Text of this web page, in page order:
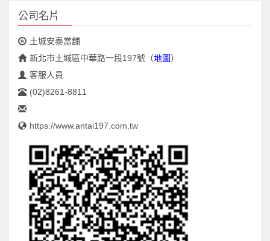
公司名片
土城安泰當舖
新北市土城區中華路一段197號 （地圖）
客服人員
(02)8261-8811
https://www.antai197.com.tw